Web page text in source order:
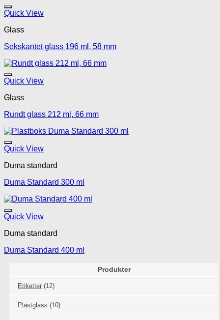
Quick View
Glass
Sekskantet glass 196 ml, 58 mm
Quick View
Glass
Rundt glass 212 ml, 66 mm
Quick View
Duma standard
Duma Standard 300 ml
Quick View
Duma standard
Duma Standard 400 ml
Produkter
Etiketter (12)
Plastglass (10)